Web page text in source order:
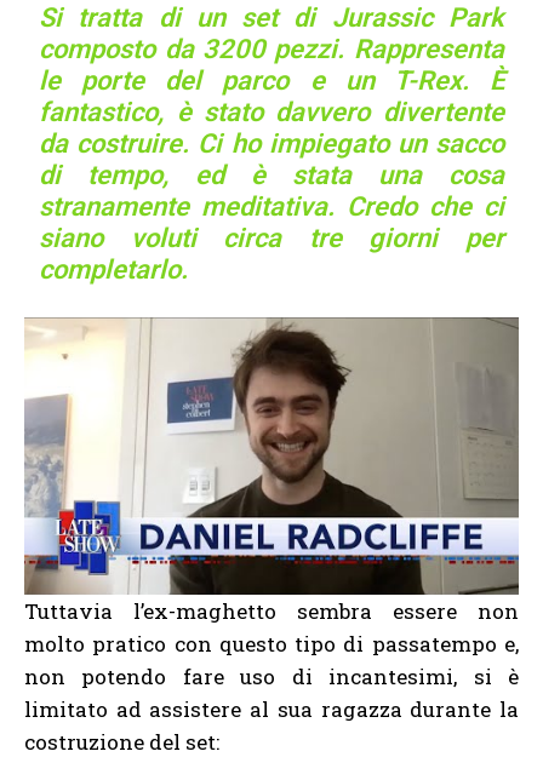
Si tratta di un set di Jurassic Park
composto da 3200 pezzi. Rappresenta
le porte del parco e un T-Rex. È
fantastico, è stato davvero divertente
da costruire. Ci ho impiegato un sacco
di tempo, ed è stata una cosa
stranamente meditativa. Credo che ci
siano voluti circa tre giorni per
completarlo.
Tuttavia l’ex-maghetto sembra essere non
molto pratico con questo tipo di passatempo e,
non potendo fare uso di incantesimi, si è
limitato ad assistere al sua ragazza durante la
costruzione del set: